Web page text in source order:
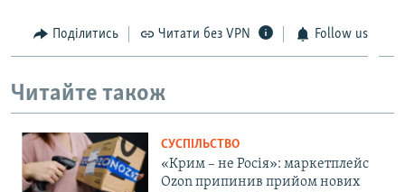
Поділитись Читати без VPN Follow us
Читайте також
СУСПІЛЬСТВО
«Крим – не Росія»: маркетплейс
Ozon припинив прийом нових